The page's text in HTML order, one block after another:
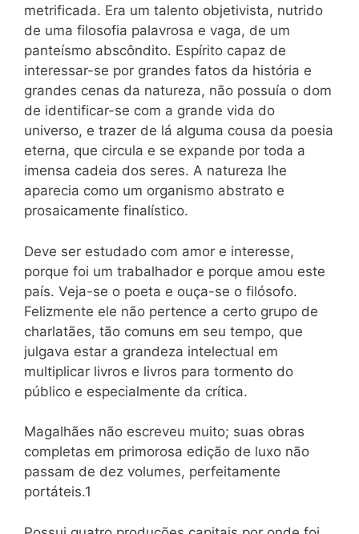
metrificada. Era um talento objetivista, nutrido
de uma filosofia palavrosa e vaga, de um
panteísmo abscôndito. Espírito capaz de
interessar-se por grandes fatos da história e
grandes cenas da natureza, não possuía o dom
de identificar-se com a grande vida do
universo, e trazer de lá alguma cousa da poesia
eterna, que circula e se expande por toda a
imensa cadeia dos seres. A natureza lhe
aparecia como um organismo abstrato e
prosaicamente finalístico.
Deve ser estudado com amor e interesse,
porque foi um trabalhador e porque amou este
país. Veja-se o poeta e ouça-se o filósofo.
Felizmente ele não pertence a certo grupo de
charlatães, tão comuns em seu tempo, que
julgava estar a grandeza intelectual em
multiplicar livros e livros para tormento do
público e especialmente da crítica.
Magalhães não escreveu muito; suas obras
completas em primorosa edição de luxo não
passam de dez volumes, perfeitamente
portáteis.1